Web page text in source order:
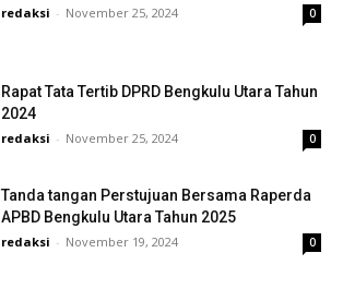
redaksi - November 25, 2024 0
Rapat Tata Tertib DPRD Bengkulu Utara Tahun
2024
redaksi - November 25, 2024 0
Tanda tangan Perstujuan Bersama Raperda
APBD Bengkulu Utara Tahun 2025
redaksi - November 19, 2024 0